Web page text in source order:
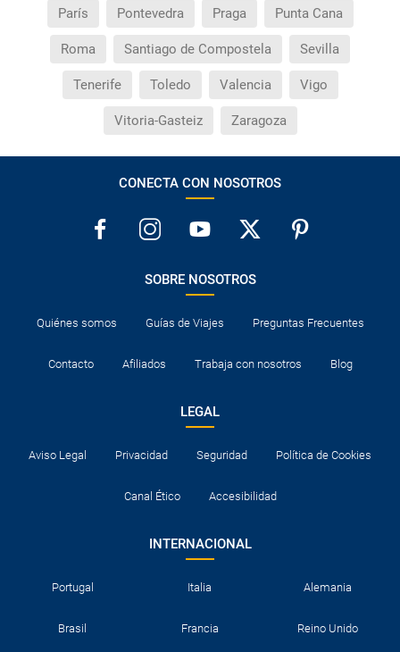
París Pontevedra Praga Punta Cana
Roma Santiago de Compostela Sevilla
Tenerife Toledo Valencia Vigo
Vitoria-Gasteiz Zaragoza
CONECTA CON NOSOTROS
SOBRE NOSOTROS
Quiénes somos Guías de Viajes Preguntas Frecuentes
Contacto Afiliados Trabaja con nosotros Blog
LEGAL
Aviso Legal Privacidad Seguridad Política de Cookies
Canal Ético Accesibilidad
INTERNACIONAL
Portugal Italia Alemania
Brasil Francia Reino Unido